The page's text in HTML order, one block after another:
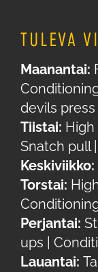
TULEVA
Maanantai:
devils press
Tiistai: High
Snatch pull
Keskiviikko:
Torstai:
Perjantai:
ups |
Lauantai: